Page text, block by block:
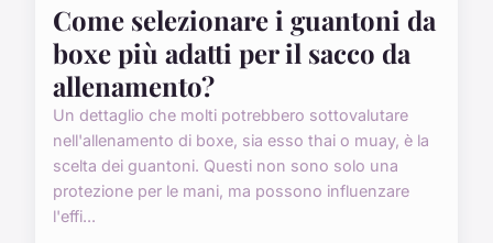
Come selezionare i guantoni da
boxe più adatti per il sacco da
allenamento?
Un dettaglio che molti potrebbero sottovalutare
nell'allenamento di boxe, sia esso thai o muay, è la
scelta dei guantoni. Questi non sono solo una
protezione per le mani, ma possono influenzare
l'effi...